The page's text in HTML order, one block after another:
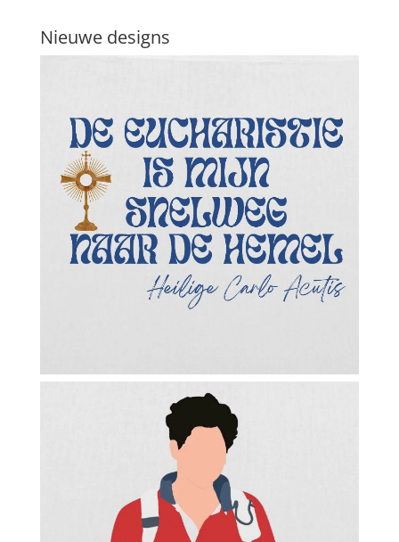
Nieuwe designs